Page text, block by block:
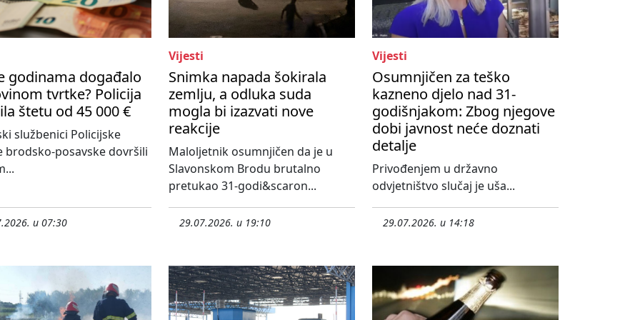
godinama događalo
tvrtke? Policija
štetu od 45 000 €
službenici Policijske
brodsko-posavske dovršili
u 07:30
Vijesti
Snimka napada šokirala
zemlju, a odluka suda
mogla bi izazvati nove
reakcije
Maloljetnik osumnjičen da je u
Slavonskom Brodu brutalno
pretukao 31-godi&scaron...
29.07.2026. u 19:10
Vijesti
Osumnjičen za teško
kazneno djelo nad 31-
godišnjakom: Zbog njegove
dobi javnost neće doznati
detalje
Privođenjem u državno
odvjetništvo slučaj je uša...
29.07.2026. u 14:18